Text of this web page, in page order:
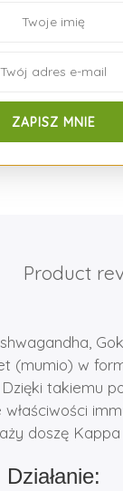
Product
(mumio) w
takiemu
doszę
Działanie: